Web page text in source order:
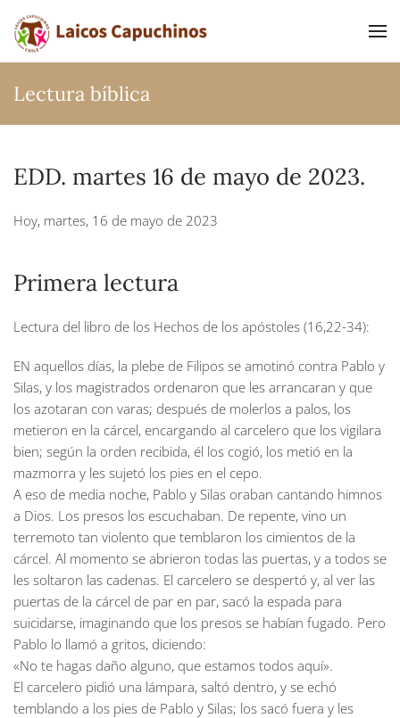
Ir al contenido principal
Lectura bíblica
EDD. martes 16 de mayo de 2023.
Hoy, martes, 16 de mayo de 2023
Primera lectura
Lectura del libro de los Hechos de los apóstoles (16,22-34):
EN aquellos días, la plebe de Filipos se amotinó contra Pablo y
Silas, y los magistrados ordenaron que les arrancaran y que
los azotaran con varas; después de molerlos a palos, los
metieron en la cárcel, encargando al carcelero que los vigilara
bien; según la orden recibida, él los cogió, los metió en la
mazmorra y les sujetó los pies en el cepo.
A eso de media noche, Pablo y Silas oraban cantando himnos
a Dios. Los presos los escuchaban. De repente, vino un
terremoto tan violento que temblaron los cimientos de la
cárcel. Al momento se abrieron todas las puertas, y a todos se
les soltaron las cadenas. El carcelero se despertó y, al ver las
puertas de la cárcel de par en par, sacó la espada para
suicidarse, imaginando que los presos se habían fugado. Pero
Pablo lo llamó a gritos, diciendo:
«No te hagas daño alguno, que estamos todos aquí».
El carcelero pidió una lámpara, saltó dentro, y se echó
temblando a los pies de Pablo y Silas; los sacó fuera y les